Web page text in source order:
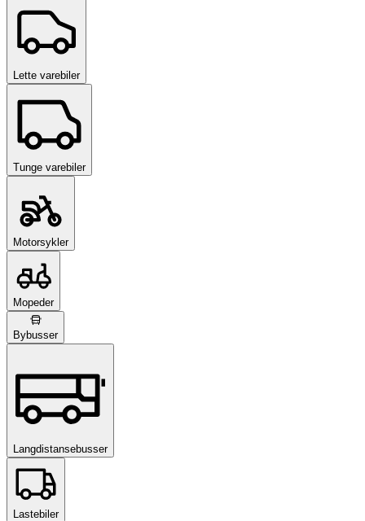
Lette varebiler
Tunge varebiler
Motorsykler
Mopeder
Bybusser
Langdistansebusser
Lastebiler